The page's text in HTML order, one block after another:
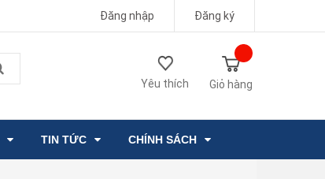
Đăng nhập Đăng ký
Yêu thích Giỏ hàng
TIN TỨC CHÍNH SÁCH